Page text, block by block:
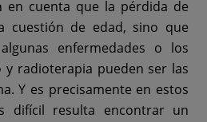
en cuenta que la pérdida de
cuestión de edad, sino que
enfermedades o los
radioterapia pueden ser las
Y es precisamente en estos
difícil resulta encontrar un